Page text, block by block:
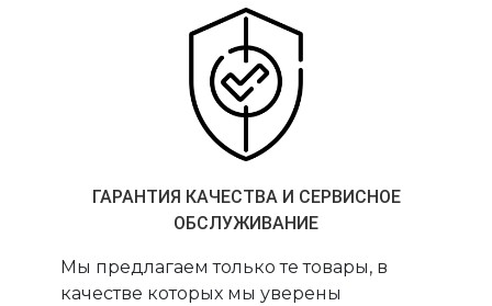
ГАРАНТИЯ КАЧЕСТВА И СЕРВИСНОЕ
ОБСЛУЖИВАНИЕ
Мы предлагаем только те товары, в
качестве которых мы уверены